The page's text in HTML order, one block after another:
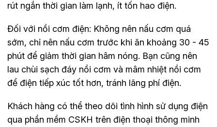
rút ngắn thời gian làm lạnh, ít tốn hao điện.
Đối với nồi cơm điện: Không nên nấu cơm quá
sớm, chỉ nên nấu cơm trước khi ăn khoảng 30 - 45
phút để giảm thời gian hâm nóng. Bạn cũng nên
lau chùi sạch đáy nồi cơm và mâm nhiệt nồi cơm
để điện tiếp xúc tốt hơn, tránh lãng phí điện.
Khách hàng có thể theo dõi tình hình sử dụng điện
qua phần mềm CSKH trên điện thoại thông minh